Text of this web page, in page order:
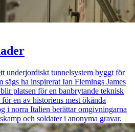
underjordiskt tunnelsystem byggt för
sägs ha inspirerat Ian Flemings James
platsen för en banbrytande teknisk
en av historiens mest ökända
i norra Italien berättar omgivningarna
och soldater i anonyma gravar.